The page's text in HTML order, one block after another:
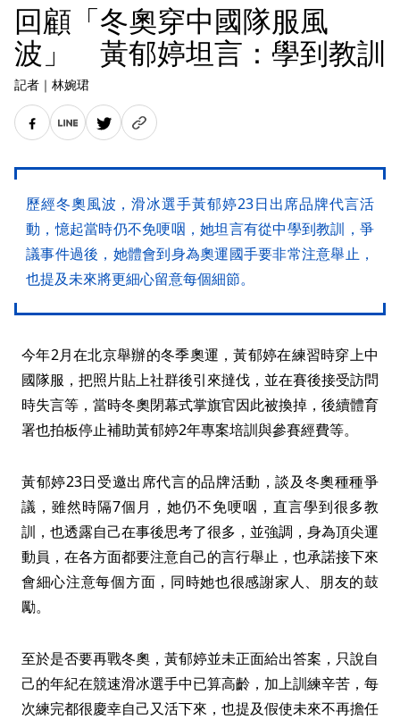
回顧「冬奧穿中國隊服風
波」 黃郁婷坦言：學到教訓
記者 ｜ 林婉珺
歷經冬奧風波，滑冰選手黃郁婷23日出席品牌代言活
動，憶起當時仍不免哽咽，她坦言有從中學到教訓，爭
議事件過後，她體會到身為奧運國手要非常注意舉止，
也提及未來將更細心留意每個細節。
今年2月在北京舉辦的冬季奧運，黃郁婷在練習時穿上中
國隊服，把照片貼上社群後引來撻伐，並在賽後接受訪問
時失言等，當時冬奧閉幕式掌旗官因此被換掉，後續體育
署也拍板停止補助黃郁婷2年專案培訓與參賽經費等。
黃郁婷23日受邀出席代言的品牌活動，談及冬奧種種爭
議，雖然時隔7個月，她仍不免哽咽，直言學到很多教
訓，也透露自己在事後思考了很多，並強調，身為頂尖運
動員，在各方面都要注意自己的言行舉止，也承諾接下來
會細心注意每個方面，同時她也很感謝家人、朋友的鼓
勵。
至於是否要再戰冬奧，黃郁婷並未正面給出答案，只說自
己的年紀在競速滑冰選手中已算高齡，加上訓練辛苦，每
次練完都很慶幸自己又活下來，也提及假使未來不再擔任